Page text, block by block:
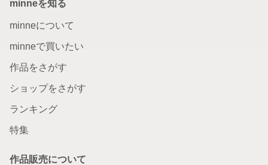
minneを知る
minneについて
minneで買いたい
作品をさがす
ショップをさがす
ランキング
特集
作品販売について